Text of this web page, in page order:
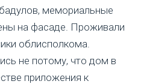
мемориальные
на фасаде. Проживали
облисполкома.
не потому, что дом в
приложения к